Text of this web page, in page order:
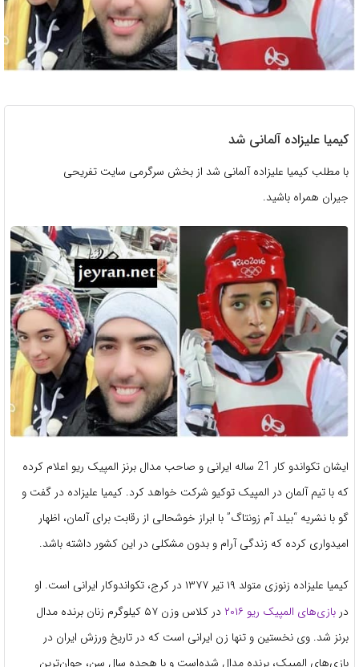
کیمیا علیزاده آلمانی شد
با مطلب کیمیا علیزاده آلمانی شد از بخش سرگرمی سایت تفریحی
جیران همراه باشید.
ایشان تکواندو کار 21 ساله ایرانی و صاحب مدال برنز المپیک ریو اعلام کرده
که با تیم آلمان در المپیک توکیو شرکت خواهد کرد. کیمیا علیزاده در گفت و
گو با نشریه “بیلد آم زونتاگ” با ابراز خوشحالی از رقابت برای آلمان، اظهار
امیدواری کرده که زندگی آرام و بدون مشکلی در این کشور داشته باشد.
کیمیا علیزاده زنوزی متولد
۱۹ تیر ۱۳۷۷ در کرج، تکواندوکار ایرانی است. او
در بازی‌های المپیک ریو ۲۰۱۶
در کلاس وزن ۵۷ کیلوگرم زنان برنده مدال
برنز شد. وی نخستین و تنها زن ایرانی است که در تاریخ ورزش ایران در
بازی‌های المپیک، برنده مدال شده‌است و با هجده سال سن، جوان‌ترین